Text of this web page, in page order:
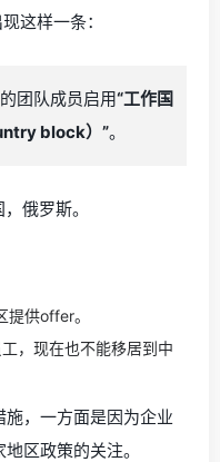
这样一条：
团队成员启用“工作国
block）”。
俄罗斯。
供offer。
，现在也不能移居到中
，一方面是因为企业
区政策的关注。